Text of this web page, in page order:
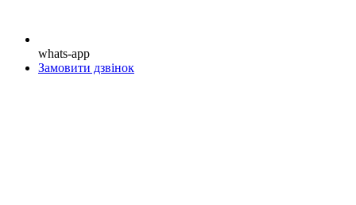
whats-app
Замовити дзвінок